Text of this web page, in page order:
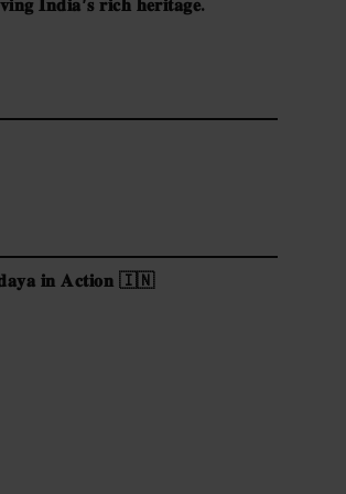
𝐈𝐧𝐝𝐢𝐚’𝐬 𝐫𝐢𝐜𝐡 𝐡𝐞𝐫𝐢𝐭𝐚𝐠𝐞.
𝐢𝐧 𝐀𝐜𝐭𝐢𝐨𝐧 🇮🇳